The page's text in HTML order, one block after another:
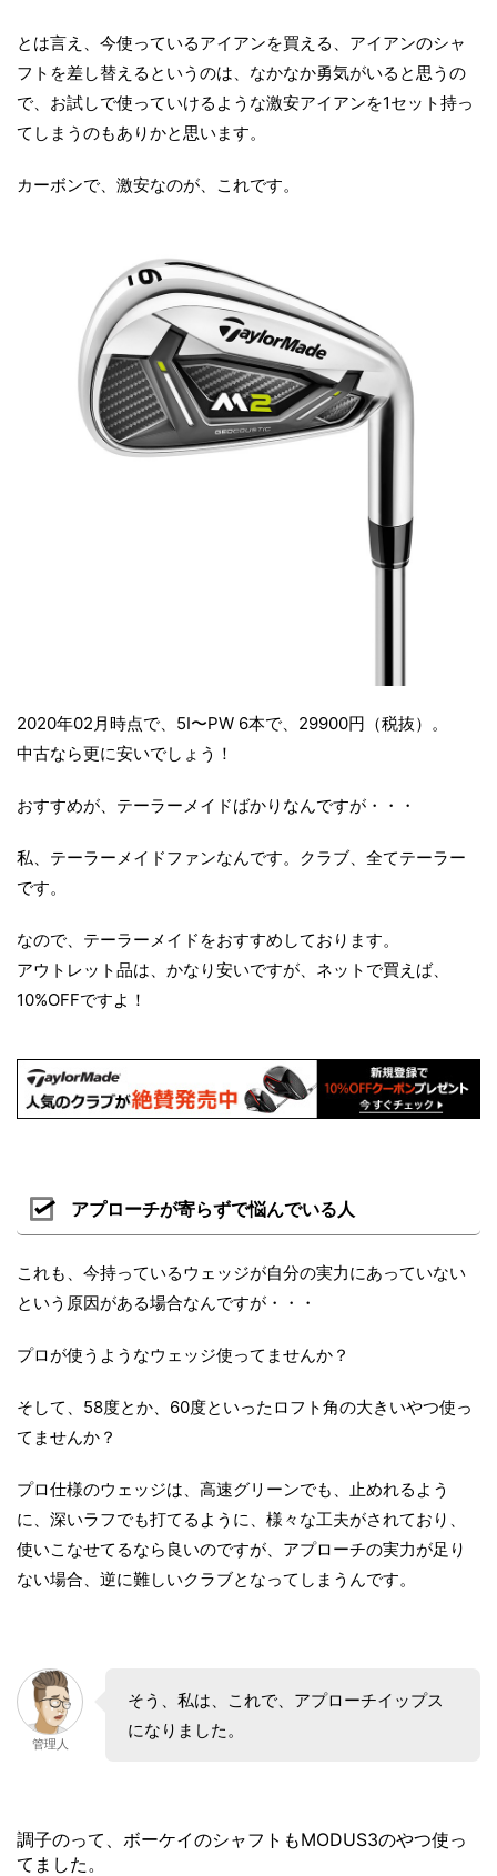
とは言え、今使っているアイアンを買える、アイアンのシャ
フトを差し替えるというのは、なかなか勇気がいると思うの
で、お試しで使っていけるような激安アイアンを1セット持っ
てしまうのもありかと思います。
カーボンで、激安なのが、これです。
2020年02月時点で、5I〜PW 6本で、29900円（税抜）。
中古なら更に安いでしょう！
おすすめが、テーラーメイドばかりなんですが・・・
私、テーラーメイドファンなんです。クラブ、全てテーラー
です。
なので、テーラーメイドをおすすめしております。
アウトレット品は、かなり安いですが、ネットで買えば、
10%OFFですよ！
アプローチが寄らずで悩んでいる人
これも、今持っているウェッジが自分の実力にあっていない
という原因がある場合なんですが・・・
プロが使うようなウェッジ使ってませんか？
そして、58度とか、60度といったロフト角の大きいやつ使っ
てませんか？
プロ仕様のウェッジは、高速グリーンでも、止めれるよう
に、深いラフでも打てるように、様々な工夫がされており、
使いこなせてるなら良いのですが、アプローチの実力が足り
ない場合、逆に難しいクラブとなってしまうんです。
管理人
そう、私は、これで、アプローチイップス
になりました。
調子のって、ボーケイのシャフトもMODUS3のやつ使っ
てました。